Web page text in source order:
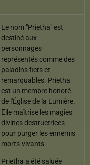
Le nom "Prietha" est
destiné aux
personnages
représentés comme des
paladins fiers et
remarquables. Prietha
est un membre honoré
de l'Église de la Lumière.
Elle maîtrise les magies
divines destructrices
pour purger les ennemis
morts-vivants.
Prietha a été saluée